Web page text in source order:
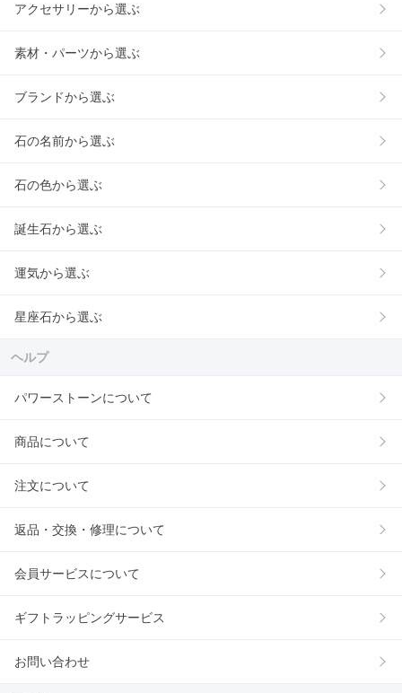
アクセサリーから選ぶ
素材・パーツから選ぶ
ブランドから選ぶ
石の名前から選ぶ
石の色から選ぶ
誕生石から選ぶ
運気から選ぶ
星座石から選ぶ
ヘルプ
パワーストーンについて
商品について
注文について
返品・交換・修理について
会員サービスについて
ギフトラッピングサービス
お問い合わせ